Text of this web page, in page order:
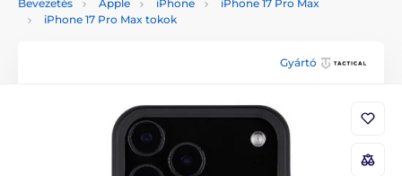
Bevezetés Apple iPhone
iPhone 17 Pro Max
iPhone 17 Pro Max tokok
Gyártó